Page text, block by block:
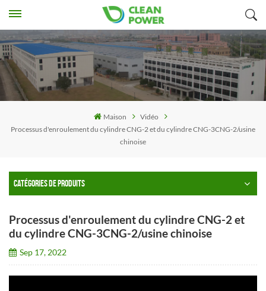
Maison
Vidéo
Processus d'enroulement du cylindre CNG-2 et du cylindre CNG-3CNG-2/usine
chinoise
CATÉGORIES DE PRODUITS
Processus d'enroulement du cylindre CNG-2 et
du cylindre CNG-3CNG-2/usine chinoise
Sep 17, 2022